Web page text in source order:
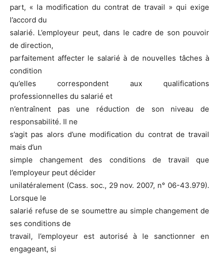
part, « la modification du contrat de travail » qui exige
l’accord du
salarié. L’employeur peut, dans le cadre de son pouvoir
de direction,
parfaitement affecter le salarié à de nouvelles tâches à
condition
qu’elles correspondent aux qualifications
professionnelles du salarié et
n’entraînent pas une réduction de son niveau de
responsabilité. Il ne
s’agit pas alors d’une modification du contrat de travail
mais d’un
simple changement des conditions de travail que
l’employeur peut décider
unilatéralement (Cass. soc., 29 nov. 2007, n° 06-43.979).
Lorsque le
salarié refuse de se soumettre au simple changement de
ses conditions de
travail, l’employeur est autorisé à le sanctionner en
engageant, si